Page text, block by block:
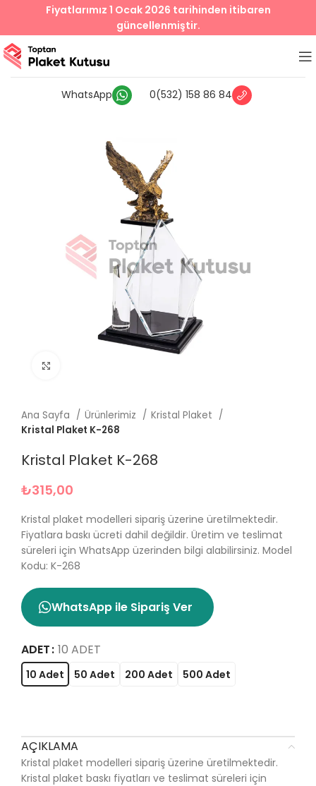
WhatsApp 0(532) 158 86 84
Ana Sayfa Ürünlerimiz
Kristal Plaket
Kristal Plaket K-268
Kristal Plaket K-268
₺315,00
Kristal plaket modelleri sipariş üzerine üretilmektedir.
Fiyatlara baskı ücreti dahil değildir. Üretim ve teslimat
süreleri için WhatsApp üzerinden bilgi alabilirsiniz. Model
Kodu: K-268
WhatsApp ile Sipariş Ver
ADET 10 ADET
10 Adet 50 Adet 200 Adet 500 Adet
AÇIKLAMA
Kristal plaket modelleri sipariş üzerine üretilmektedir.
Kristal plaket baskı fiyatları ve teslimat süreleri için
Fiyatlarımız 1 Ocak 2026 tarihinden itibaren
güncellenmiştir.